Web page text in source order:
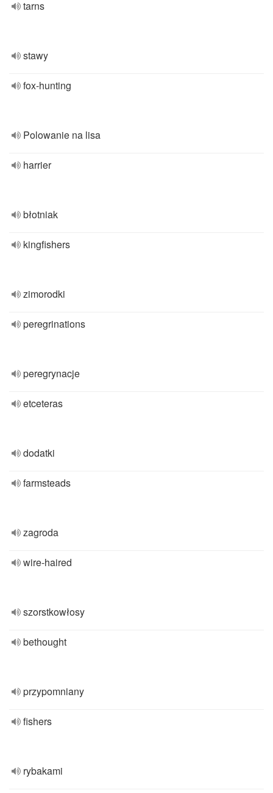
tarns
stawy
fox-hunting
Polowanie na lisa
harrier
błotniak
kingfishers
zimorodki
peregrinations
peregrynacje
etceteras
dodatki
farmsteads
zagroda
wire-haired
szorstkowłosy
bethought
przypomniany
fishers
rybakami